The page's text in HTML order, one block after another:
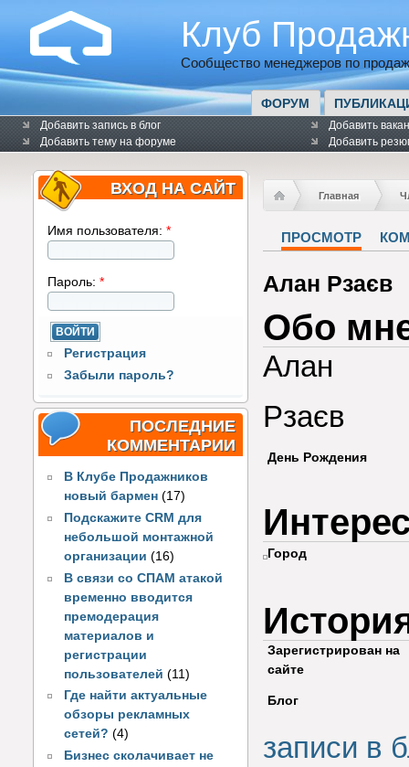
Клуб
Сообщество менеджеров по
ФОРУМ
Добавить запись в блог
Добавить тему на форуме
Добавить
Добавить
ВХОД НА САЙТ
Имя пользователя: *
Пароль: *
Регистрация
Забыли пароль?
ПОСЛЕДНИЕ
КОММЕНТАРИИ
В Клубе Продажников
новый бармен (17)
Подскажите CRM для
небольшой монтажной
организации (16)
В связи со СПАМ атакой
временно вводится
премодерация
материалов и
регистрации
пользователей(11)
Где найти актуальные
обзоры рекламных
сетей? (4)
Бизнес сколачивает не
Главная
ПРОСМОТР
Алан Рзаєв
Обо
Алан
Рзаєв
День Рождения
Город
Зарегистрирован на
сайте
Блог
записи в